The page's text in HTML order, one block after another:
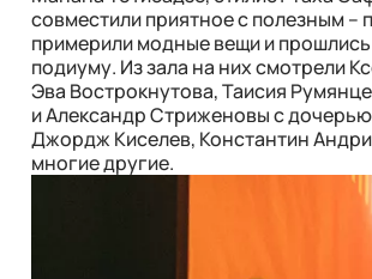
совместили приятное с полезным –
примерили модные вещи и прошлись
подиуму. Из зала на них смотрели
Эва Вострокнутова, Таисия
и Александр Стриженовы с
Джордж Киселев, Константин
многие другие.